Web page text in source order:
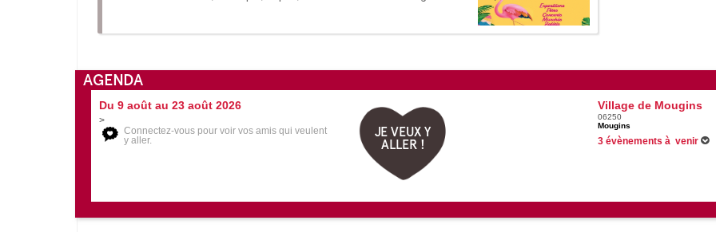
AGENDA
Du 9 août au 23 août 2026
>
Connectez-vous pour voir vos amis qui veulent
y aller.
JE VEUX Y
ALLER !
Village de Mougins
06250
Mougins
3 évènements à venir